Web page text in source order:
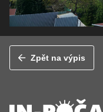
Zpět na výpis